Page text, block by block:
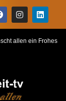
allen ein Frohes